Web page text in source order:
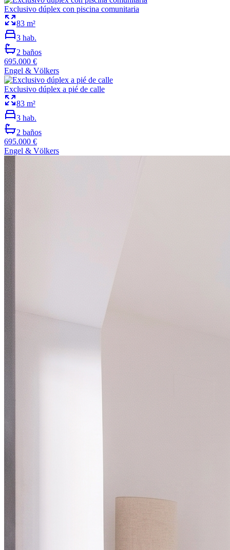
Exclusivo dúplex con piscina comunitaria
83 m²
3 hab.
2 baños
695.000 €
Engel & Völkers
Exclusivo dúplex a pié de calle
83 m²
3 hab.
2 baños
695.000 €
Engel & Völkers